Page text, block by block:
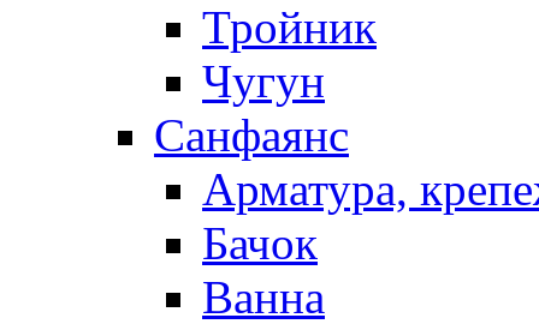
Тройник
Чугун
Санфаянс
Арматура,
Бачок
Ванна